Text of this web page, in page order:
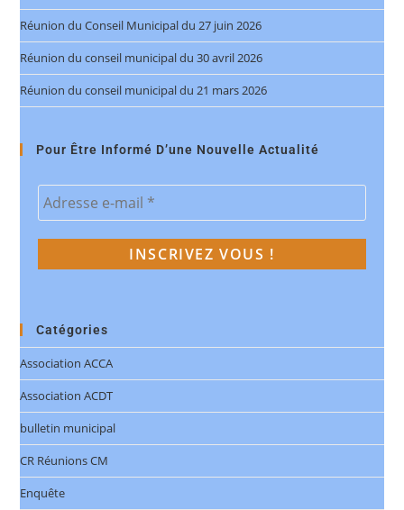
Réunion du Conseil Municipal du 27 juin 2026
Réunion du conseil municipal du 30 avril 2026
Réunion du conseil municipal du 21 mars 2026
Pour Être Informé D’une Nouvelle Actualité
Catégories
Association ACCA
Association ACDT
bulletin municipal
CR Réunions CM
Enquête